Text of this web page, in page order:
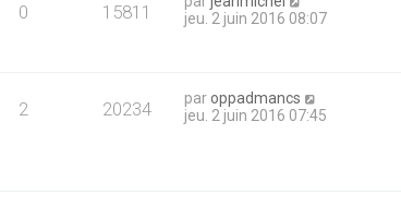
0 15811
jeu. 2 juin 2016 08:07
2 20234 paroppadmancs
jeu. 2 juin 2016 07:45